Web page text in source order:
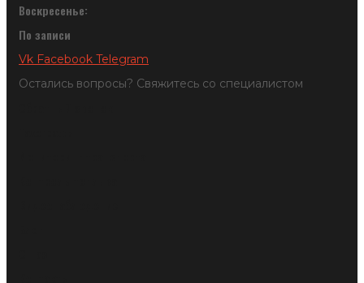
Воскресенье:
По записи
Vk Facebook Telegram
Остались вопросы? Свяжитесь со специалистом